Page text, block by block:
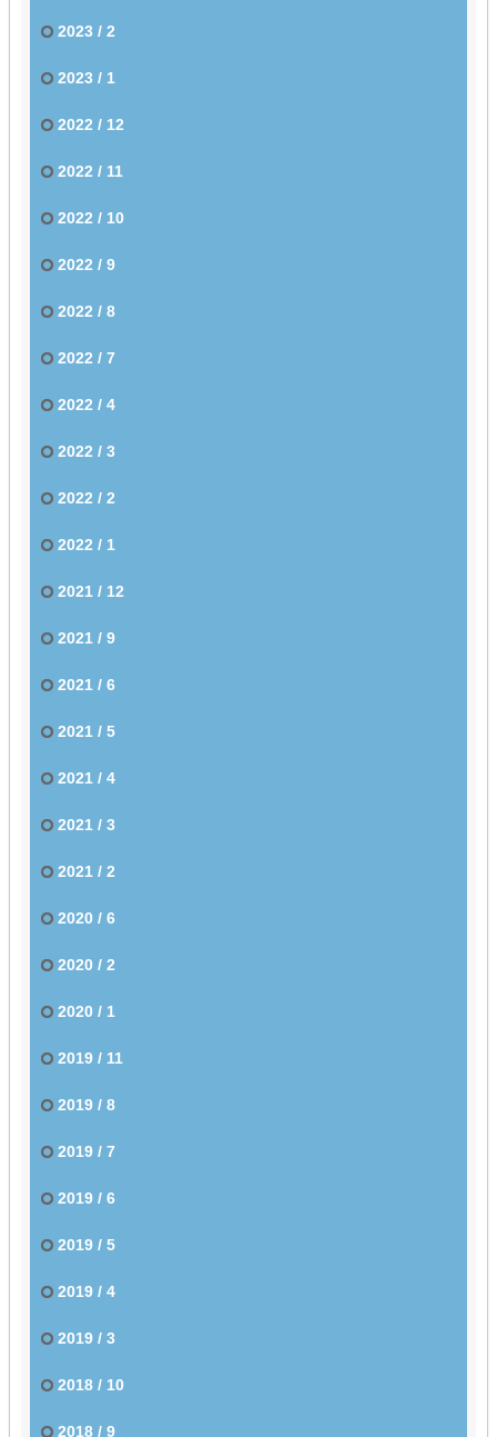
2023 / 2
2023 / 1
2022 / 12
2022 / 11
2022 / 10
2022 / 9
2022 / 8
2022 / 7
2022 / 4
2022 / 3
2022 / 2
2022 / 1
2021 / 12
2021 / 9
2021 / 6
2021 / 5
2021 / 4
2021 / 3
2021 / 2
2020 / 6
2020 / 2
2020 / 1
2019 / 11
2019 / 8
2019 / 7
2019 / 6
2019 / 5
2019 / 4
2019 / 3
2018 / 10
2018 / 9